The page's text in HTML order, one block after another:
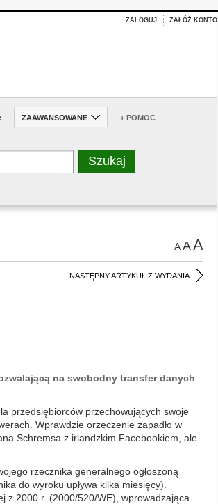
ZALOGUJ ZAŁÓŻ KONTO
ZAAWANSOWANE + POMOC
AAA
NASTĘPNY ARTYKUŁ Z WYDANIA
na swobodny transfer danych
przedsiębiorców przechowujących swoje
Wprawdzie orzeczenie zapadło w
Schremsa z irlandzkim Facebookiem, ale
rzecznika generalnego ogłoszoną
do wyroku upływa kilka miesięcy).
z 2000 r. (2000/520/WE), wprowadzająca